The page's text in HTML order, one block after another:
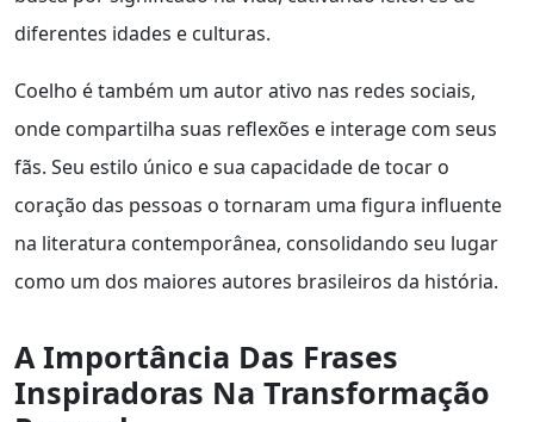
diferentes idades e culturas.
Coelho é também um autor ativo nas redes sociais,
onde compartilha suas reflexões e interage com seus
fãs. Seu estilo único e sua capacidade de tocar o
coração das pessoas o tornaram uma figura influente
na literatura contemporânea, consolidando seu lugar
como um dos maiores autores brasileiros da história.
A Importância Das Frases
Inspiradoras Na Transformação